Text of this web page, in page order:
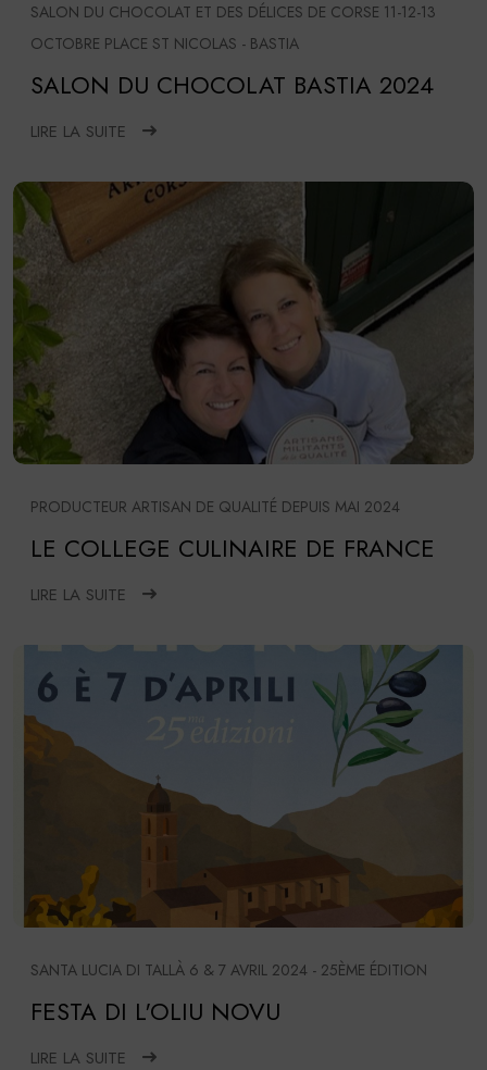
SALON DU CHOCOLAT ET DES DÉLICES DE CORSE 11-12-13
OCTOBRE PLACE ST NICOLAS - BASTIA
SALON DU CHOCOLAT BASTIA 2024
LIRE LA SUITE
PRODUCTEUR ARTISAN DE QUALITÉ DEPUIS MAI 2024
LE COLLEGE CULINAIRE DE FRANCE
LIRE LA SUITE
SANTA LUCIA DI TALLÀ 6 & 7 AVRIL 2024 - 25ÈME ÉDITION
FESTA DI L'OLIU NOVU
LIRE LA SUITE